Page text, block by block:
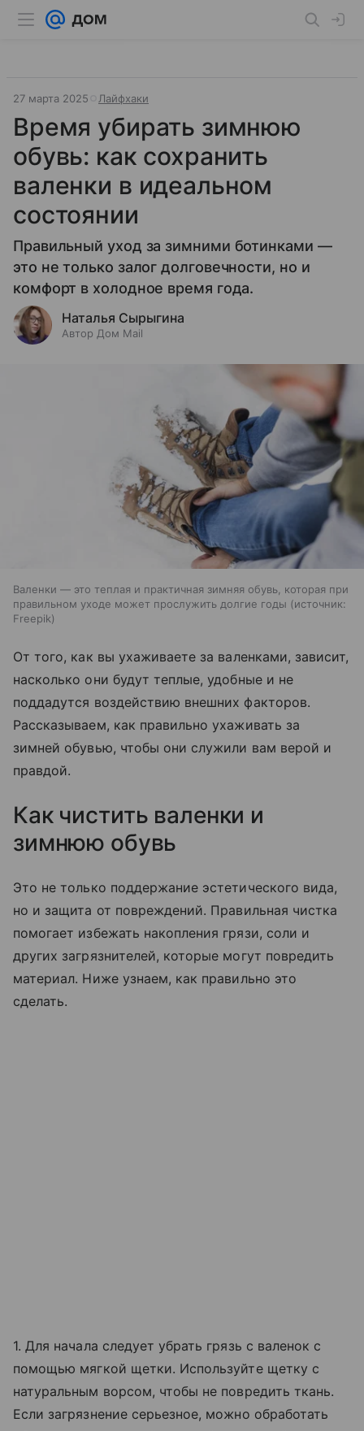
27 марта 2025 Лайфхаки
Время убирать зимнюю
обувь: как сохранить
валенки в идеальном
состоянии
Правильный уход за зимними ботинками —
это не только залог долговечности, но и
комфорт в холодное время года.
Наталья Сырыгина
Автор Дом Mail
Валенки — это теплая и практичная зимняя обувь, которая при
правильном уходе может прослужить долгие годы
источник:
Freepik
От того, как вы ухаживаете за валенками, зависит,
насколько они будут теплые, удобные и не
поддадутся воздействию внешних факторов.
Рассказываем, как правильно ухаживать за
зимней обувью, чтобы они служили вам верой и
правдой.
Как чистить валенки и
зимнюю обувь
Это не только поддержание эстетического вида,
но и защита от повреждений. Правильная чистка
помогает избежать накопления грязи, соли и
других загрязнителей, которые могут повредить
материал. Ниже узнаем, как правильно это
сделать.
1. Для начала следует убрать грязь с валенок с
помощью мягкой щетки. Используйте щетку с
натуральным ворсом, чтобы не повредить ткань.
Если загрязнение серьезное, можно обработать